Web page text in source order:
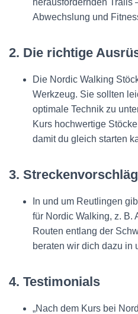
herausfordernden Trails
Abwechslung und
2. Die richtige
Die Nordic Walking
Werkzeug. Sie sollten
optimale Technik zu
Kurs hochwertige
damit du gleich starten
3.
In und um Reutlingen
für Nordic Walking, z. B.
Routen entlang der
beraten wir dich dazu in
4. Testimonials
„Nach dem Kurs bei